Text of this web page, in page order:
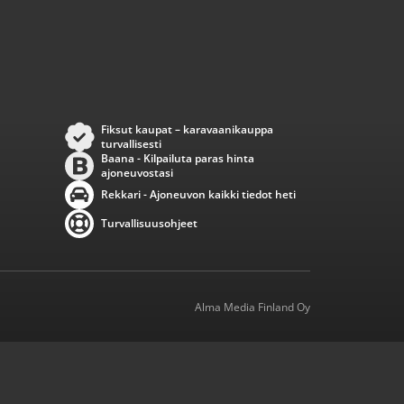
Fiksut kaupat – karavaanikauppa
turvallisesti
Baana - Kilpailuta paras hinta
ajoneuvostasi
Rekkari - Ajoneuvon kaikki tiedot heti
Turvallisuusohjeet
Alma Media Finland Oy